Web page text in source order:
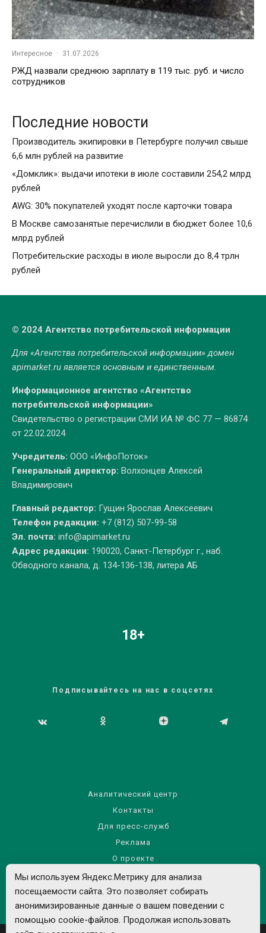
Интересное · 31.07.2026
РЖД назвали среднюю зарплату в 119 тыс. руб. и число
сотрудников
Последние новости
Производитель экипировки в Петербурге получил свыше
6,6 млн рублей на развитие
«Домклик»: выдачи ипотеки в июле составили 254,2 млрд
рублей
AWG: 30% покупателей уходят после карточки товара
В Москве самозанятые перечислили в бюджет более 10,6
млрд рублей
Потребительские расходы в июле выросли до 8,4 трлн
рублей
© 2024 Агентство потребительской информации
Для «Агентства потребительской информации» домен
apimarket.ruявляется основным и единственным.
Информационное агентство «Агентство
потребительской информации»
Свидетельство о регистрации СМИ ИА № ФС 77 — 86874
от 22.02.2024
Учредитель: ООО «ИнфоПоток»
Генеральный директор: Волхонцев Алексей
Владимирович
Главный редактор: Гущин Ярослав Алексеевич
Телефон редакции: +7 (812) 507-99-58
Эл. почта: info@apimarket.ru
Адрес редакции: 190020, Санкт-Петербург г., наб.
Обводного канала, д. 134-136-138, литера АБ
18+
Подписывайтесь на нас в соцсетях
Аналитический центр
Контакты
Для пресс-служб
Реклама
О проекте
Правила использования материалов сайта
Политика обработки персональных данных
Мы используем Яндекс.Метрику для анализа
посещаемости сайта. Это позволяет собирать
анонимизированные данные о вашем поведении с
помощью cookie-файлов. Продолжая использовать